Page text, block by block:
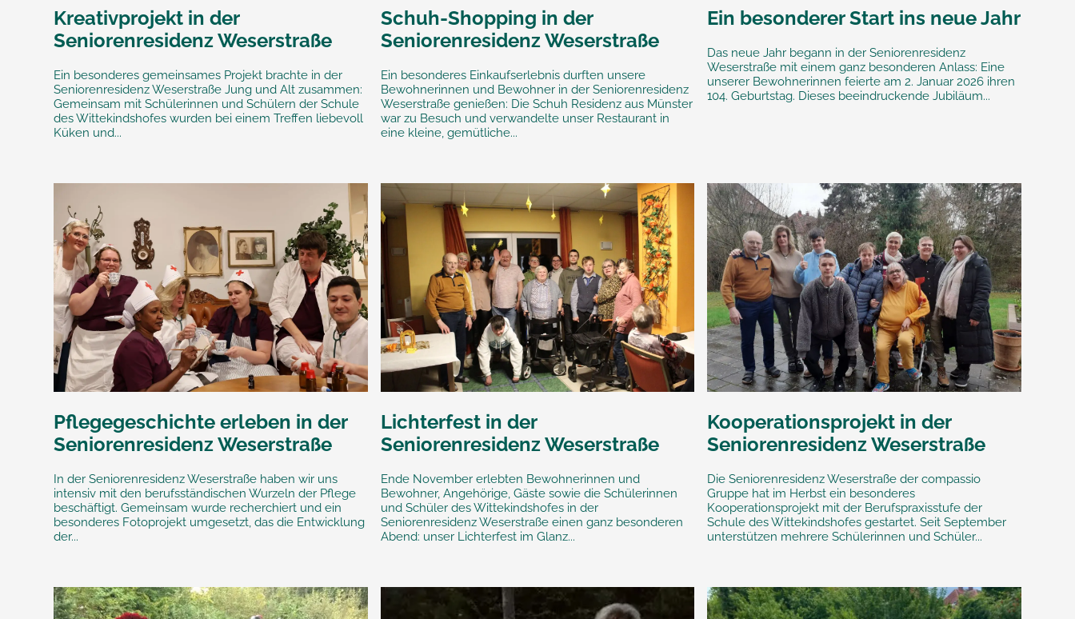
Kreativprojekt in der
Seniorenresidenz Weserstraße
Ein besonderes gemeinsames Projekt brachte in der
Seniorenresidenz Weserstraße Jung und Alt zusammen:
Gemeinsam mit Schülerinnen und Schülern der Schule
des Wittekindshofes wurden bei einem Treffen liebevoll
Küken und...
Schuh-Shopping in der
Seniorenresidenz Weserstraße
Ein besonderes Einkaufserlebnis durften unsere
Bewohnerinnen und Bewohner in der Seniorenresidenz
Weserstraße genießen: Die Schuh Residenz aus Münster
war zu Besuch und verwandelte unser Restaurant in
eine kleine, gemütliche...
Ein besonderer Start ins neue Jahr
Das neue Jahr begann in der Seniorenresidenz
Weserstraße mit einem ganz besonderen Anlass: Eine
unserer Bewohnerinnen feierte am 2. Januar 2026 ihren
104. Geburtstag. Dieses beeindruckende Jubiläum...
Pflegegeschichte erleben in der
Seniorenresidenz Weserstraße
In der Seniorenresidenz Weserstraße haben wir uns
intensiv mit den berufsständischen Wurzeln der Pflege
beschäftigt. Gemeinsam wurde recherchiert und ein
besonderes Fotoprojekt umgesetzt, das die Entwicklung
der...
Lichterfest in der
Seniorenresidenz Weserstraße
Ende November erlebten Bewohnerinnen und
Bewohner, Angehörige, Gäste sowie die Schülerinnen
und Schüler des Wittekindshofes in der
Seniorenresidenz Weserstraße einen ganz besonderen
Abend: unser Lichterfest im Glanz...
Kooperationsprojekt in der
Seniorenresidenz Weserstraße
Die Seniorenresidenz Weserstraße der compassio
Gruppe hat im Herbst ein besonderes
Kooperationsprojekt mit der Berufspraxisstufe der
Schule des Wittekindshofes gestartet. Seit September
unterstützen mehrere Schülerinnen und Schüler...